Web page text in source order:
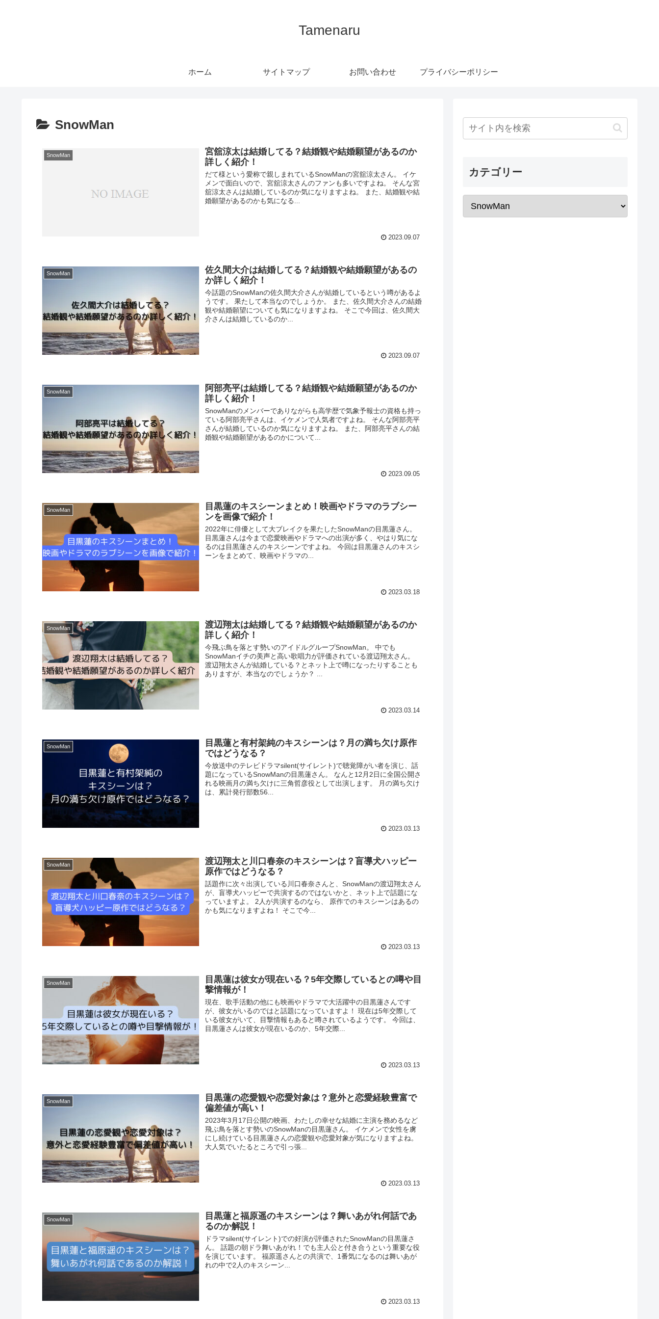
Tamenaru
ホーム サイトマップ お問い合わせ プライバシーポリシー
SnowMan
SnowMan
宮舘涼太は結婚してる？結婚観や結婚願望があるのか
詳しく紹介！
だて様という愛称で親しまれているSnowManの宮舘涼太さん。 イケ
メンで面白いので、宮舘涼太さんのファンも多いですよね。 そんな宮
舘涼太さんは結婚しているのか気になりますよね。 また、結婚観や結
婚願望があるのかも気になる...
2023.09.07
SnowMan
佐久間大介は結婚してる？結婚観や結婚願望があるの
か詳しく紹介！
今話題のSnowManの佐久間大介さんが結婚しているという噂があるよ
うです。 果たして本当なのでしょうか。 また、佐久間大介さんの結婚
観や結婚願望についても気になりますよね。 そこで今回は、佐久間大
介さんは結婚しているのか...
2023.09.07
SnowMan
阿部亮平は結婚してる？結婚観や結婚願望があるのか
詳しく紹介！
SnowManのメンバーでありながらも高学歴で気象予報士の資格も持っ
ている阿部亮平さんは、イケメンで人気者ですよね。 そんな阿部亮平
さんが結婚しているのか気になりますよね。 また、阿部亮平さんの結
婚観や結婚願望があるのかについて...
2023.09.05
SnowMan
目黒蓮のキスシーンまとめ！映画やドラマのラブシー
ンを画像で紹介！
2022年に俳優として大ブレイクを果たしたSnowManの目黒蓮さん。
目黒蓮さんは今まで恋愛映画やドラマへの出演が多く、やはり気にな
るのは目黒蓮さんのキスシーンですよね。 今回は目黒蓮さんのキスシ
ーンをまとめて、映画やドラマの...
2023.03.18
SnowMan
渡辺翔太は結婚してる？結婚観や結婚願望があるのか
詳しく紹介！
今飛ぶ鳥を落とす勢いのアイドルグループSnowMan。 中でも
SnowManイチの美声と高い歌唱力が評価されている渡辺翔太さん。
渡辺翔太さんが結婚している？とネット上で噂になったりすることも
ありますが、本当なのでしょうか？ ...
2023.03.14
SnowMan
目黒蓮と有村架純のキスシーンは？月の満ち欠け原作
ではどうなる？
今放送中のテレビドラマsilent(サイレント)で聴覚障がい者を演じ、話
題になっているSnowManの目黒蓮さん。 なんと12月2日に全国公開さ
れる映画月の満ち欠けに三角哲彦役として出演します。 月の満ち欠け
は、累計発行部数56...
2023.03.13
SnowMan
渡辺翔太と川口春奈のキスシーンは？盲導犬ハッピー
原作ではどうなる？
話題作に次々出演している川口春奈さんと、SnowManの渡辺翔太さん
が、盲導犬ハッピーで共演するのではないかと、ネット上で話題にな
っていますよ。 2人が共演するのなら、 原作でのキスシーンはあるの
かも気になりますよね！ そこで今...
2023.03.13
SnowMan
目黒蓮は彼女が現在いる？5年交際しているとの噂や目
撃情報が！
現在、歌手活動の他にも映画やドラマで大活躍中の目黒蓮さんです
が、彼女がいるのではと話題になっていますよ！ 現在は5年交際して
いる彼女がいて、目撃情報もあると噂されているようです。 今回は、
目黒蓮さんは彼女が現在いるのか、5年交際...
2023.03.13
SnowMan
目黒蓮の恋愛観や恋愛対象は？意外と恋愛経験豊富で
偏差値が高い！
2023年3月17日公開の映画、わたしの幸せな結婚に主演を務めるなど
飛ぶ鳥を落とす勢いのSnowManの目黒蓮さん。 イケメンで女性を虜
にし続けている目黒蓮さんの恋愛観や恋愛対象が気になりますよね。
大人気でいたるところで引っ張...
2023.03.13
SnowMan
目黒蓮と福原遥のキスシーンは？舞いあがれ何話であ
るのか解説！
ドラマsilent(サイレント)での好演が評価されたSnowManの目黒蓮さ
ん。 話題の朝ドラ舞いあがれ！でも主人公と付き合うという重要な役
を演じています。 福原遥さんとの共演で、1番気になるのは舞いあが
れの中で2人のキスシーン...
2023.03.13
カテゴリー